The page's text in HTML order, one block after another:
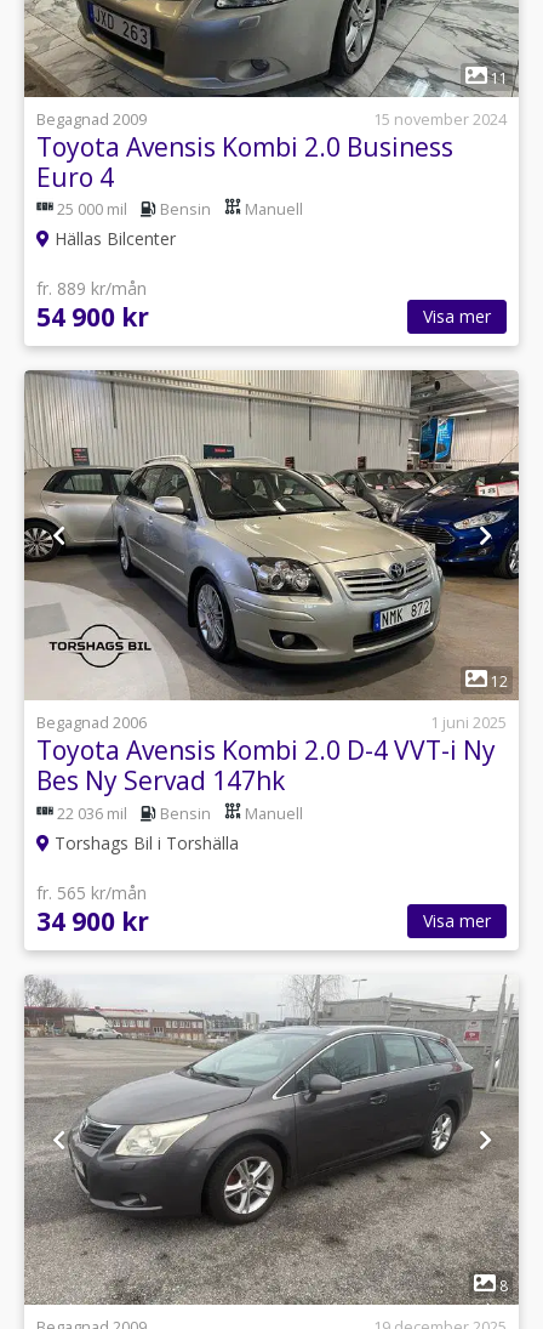
1
11
Begagnad 2009
15 november 2024
Toyota Avensis Kombi 2.0 Business
Euro 4
25 000 mil Bensin Manuell
Hällas Bilcenter
fr. 889 kr/mån
54 900 kr Visa mer
1
12
Begagnad 2006
1 juni 2025
Toyota Avensis Kombi 2.0 D-4 VVT-i Ny
Bes Ny Servad 147hk
22 036 mil Bensin Manuell
Torshags Bil i Torshälla
fr. 565 kr/mån
34 900 kr Visa mer
1
8